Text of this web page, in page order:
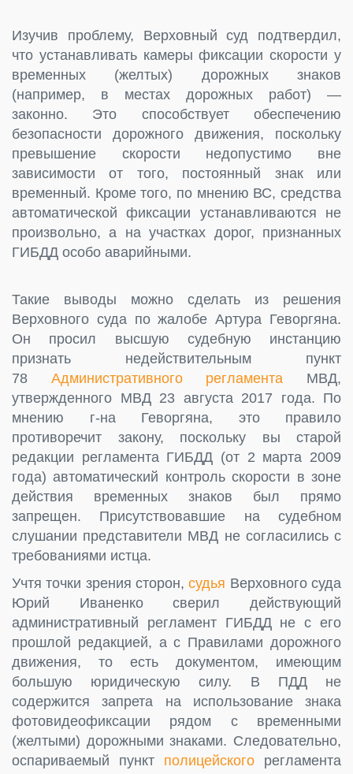
Изучив проблему, Верховный суд подтвердил,
что устанавливать камеры фиксации скорости у
временных (желтых) дорожных знаков
(например, в местах дорожных работ) —
законно. Это способствует обеспечению
безопасности дорожного движения, поскольку
превышение скорости недопустимо вне
зависимости от того, постоянный знак или
временный. Кроме того, по мнению ВС, средства
автоматической фиксации устанавливаются не
произвольно, а на участках дорог, признанных
ГИБДД особо аварийными.
Такие выводы можно сделать из решения
Верховного суда по жалобе Артура Геворгяна.
Он просил высшую судебную инстанцию
признать недействительным пункт
78 Административного регламента МВД,
утвержденного МВД 23 августа 2017 года. По
мнению г-на Геворгяна, это правило
противоречит закону, поскольку вы старой
редакции регламента ГИБДД (от 2 марта 2009
года) автоматический контроль скорости в зоне
действия временных знаков был прямо
запрещен. Присутствовавшие на судебном
слушании представители МВД не согласились с
требованиями истца.
Учтя точки зрения сторон,судья Верховного суда
Юрий Иваненко сверил действующий
административный регламент ГИБДД не с его
прошлой редакцией, а с Правилами дорожного
движения, то есть документом, имеющим
большую юридическую силу. В ПДД не
содержится запрета на использование знака
фотовидеофиксации рядом с временными
(желтыми) дорожными знаками. Следовательно,
оспариваемый пункт полицейского регламента